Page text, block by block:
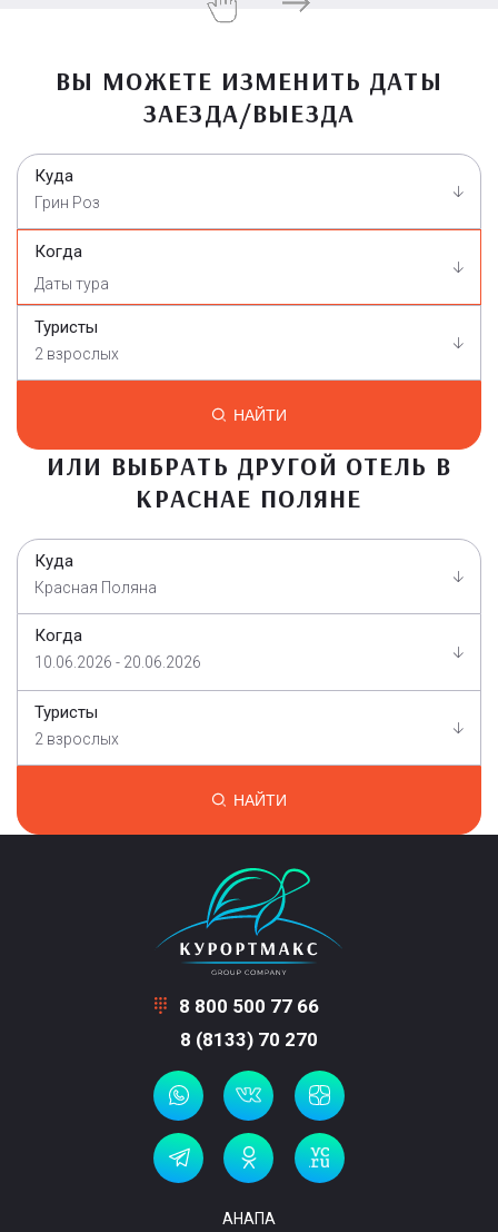
ВЫ МОЖЕТЕ ИЗМЕНИТЬ ДАТЫ
ЗАЕЗДА/ВЫЕЗДА
Куда
Грин Роз
Когда
Туристы
2 взрослых
НАЙТИ
ИЛИ ВЫБРАТЬ ДРУГОЙ ОТЕЛЬ В
КРАСНАЕ ПОЛЯНЕ
Куда
Красная Поляна
Когда
10.06.2026 - 20.06.2026
Туристы
2 взрослых
НАЙТИ
8 800 500 77 66
8 (8133) 70 270
АНАПА